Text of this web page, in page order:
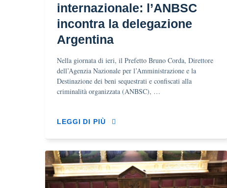
internazionale: l’ANBSC
incontra la delegazione
Argentina
Nella giornata di ieri, il Prefetto Bruno Corda, Direttore
dell’Agenzia Nazionale per l’Amministrazione e la
Destinazione dei beni sequestrati e confiscati alla
criminalità organizzata (ANBSC), …
LEGGI DI PIÙ